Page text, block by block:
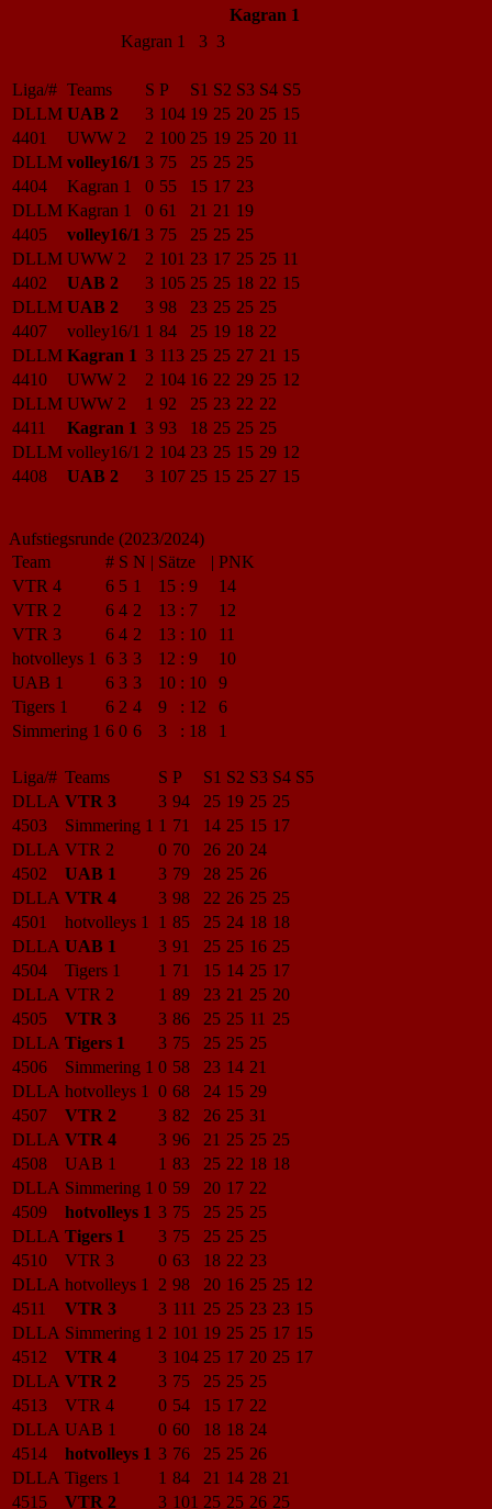
Kagran 1
Kagran 1
3 3
Liga/# Teams S P S1 S2 S3 S4 S5
DLLM UAB 2 3 104 19 25 20 25 15
4401
UWW 2 2 100 25 19 25 20 11
DLLM volley16/1 3 75 25 25 25
4404
Kagran 1 0 55 15 17 23
DLLM Kagran 1 0 61 21 21 19
4405
volley16/1 3 75 25 25 25
DLLM UWW 2 2 101 23 17 25 25 11
4402
UAB 2 3 105 25 25 18 22 15
DLLM UAB 2 3 98 23 25 25 25
4407
volley16/1 1 84 25 19 18 22
DLLM Kagran 1 3 113 25 25 27 21 15
4410
UWW 2 2 104 16 22 29 25 12
DLLM UWW 2 1 92 25 23 22 22
4411
Kagran 1 3 93 18 25 25 25
DLLM volley16/1 2 104 23 25 15 29 12
4408
UAB 2 3 107 25 15 25 27 15
Aufstiegsrunde (2023/2024)
Team
# S N | Sätze | PNK
VTR 4
6 5 1 15 : 9
14
VTR 2
6 4 2 13 : 7
12
VTR 3
6 4 2 13 : 10
11
hotvolleys 1
6 3 3 12 : 9
10
UAB 1
6 3 3 10 : 10
9
Tigers 1
6 2 4 9 : 12
6
Simmering 1 6 0 6 3 : 18 1
Liga/# Teams S P S1 S2 S3 S4 S5
DLLA VTR 3 3 94 25 19 25 25
4503
Simmering 1 1 71 14 25 15 17
DLLA VTR 2 0 70 26 20 24
4502
UAB 1 3 79 28 25 26
DLLA VTR 4 3 98 22 26 25 25
4501
hotvolleys 1 1 85 25 24 18 18
DLLA UAB 1 3 91 25 25 16 25
4504
Tigers 1 1 71 15 14 25 17
DLLA VTR 2 1 89 23 21 25 20
4505
VTR 3 3 86 25 25 11 25
DLLA Tigers 1 3 75 25 25 25
4506
Simmering 1 0 58 23 14 21
DLLA hotvolleys 1 0 68 24 15 29
4507
VTR 2 3 82 26 25 31
DLLA VTR 4 3 96 21 25 25 25
4508
UAB 1 1 83 25 22 18 18
DLLA Simmering 1 0 59 20 17 22
4509
hotvolleys 1 3 75 25 25 25
DLLA Tigers 1 3 75 25 25 25
4510
VTR 3 0 63 18 22 23
DLLA hotvolleys 1 2 98 20 16 25 25 12
4511
VTR 3 3 111 25 25 23 23 15
DLLA Simmering 1 2 101 19 25 25 17 15
4512
VTR 4 3 104 25 17 20 25 17
DLLA VTR 2 3 75 25 25 25
4513
VTR 4 0 54 15 17 22
DLLA UAB 1 0 60 18 18 24
4514
hotvolleys 1 3 76 25 25 26
DLLA Tigers 1 1 84 21 14 28 21
4515
VTR 2 3 101 25 25 26 25